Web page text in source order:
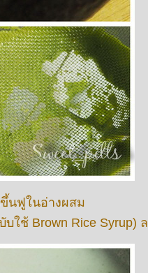
นฟูในอ่างผสม
ช้ Brown Rice Syrup)